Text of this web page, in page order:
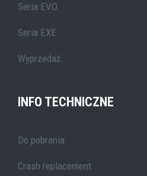
Seria EVO
Seria EXE
Wyprzedaż
INFO TECHNICZNE
Do pobrania
Crash replacement